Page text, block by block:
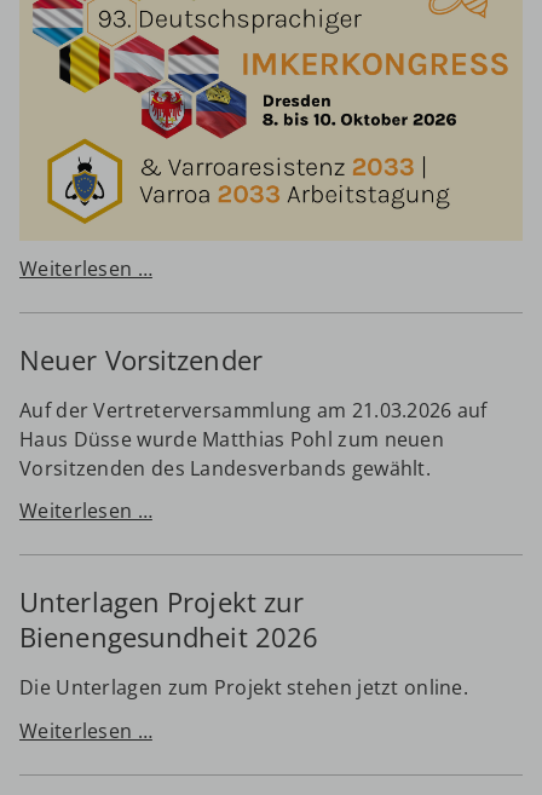
Weiterlesen …Deutschsprachiger
Neuer Vorsitzender
Auf der Vertreterversammlung am 21.03.2026 auf
Haus Düsse wurde Matthias Pohl zum neuen
Vorsitzenden des Landesverbands gewählt.
Weiterlesen …Neuer
Unterlagen Projekt zur
Bienengesundheit 2026
Die Unterlagen zum Projekt stehen jetzt online.
Weiterlesen …Unterlagen